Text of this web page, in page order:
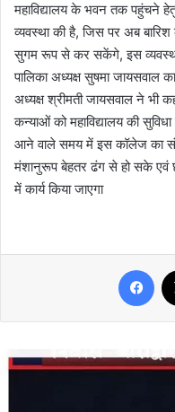
महाविद्यालय के भवन तक पहुंचने
व्यवस्था की है, जिस पर अब
सुगम रूप से कर सकेंगे, इस व्यवस्था
पालिका अध्यक्ष सुषमा जायसवाल
अध्यक्ष श्रीमती जायसवाल ने भी
कन्याओं को महाविद्यालय की
आने वाले समय में इस कॉलेज का
मंशानुरूप बेहतर ढंग से हो सके एवं
में कार्य किया जाएगा